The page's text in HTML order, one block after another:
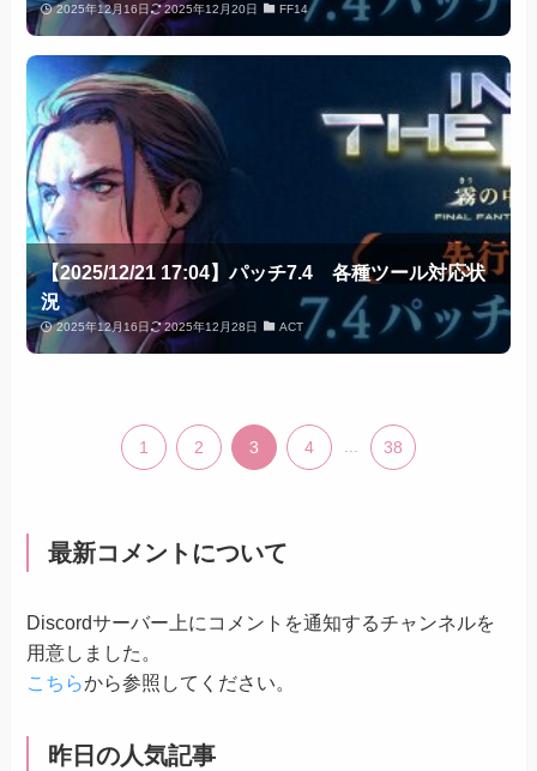
2025年12月16日 2025年12月20日 FF14
【2025/12/21 17:04】パッチ7.4 各種ツール対応状
況
2025年12月16日 2025年12月28日 ACT
1 2 3 4 ... 38
最新コメントについて
Discordサーバー上にコメントを通知するチャンネルを
用意しました。
こちらから参照してください。
昨日の人気記事